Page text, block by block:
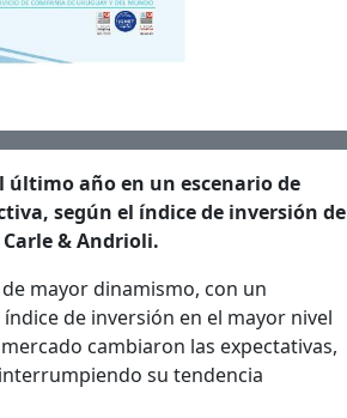
último año en un escenario de
según el índice de inversión de
& Andrioli.
mayor dinamismo, con un
de inversión en el mayor nivel
cambiaron las expectativas,
su tendencia